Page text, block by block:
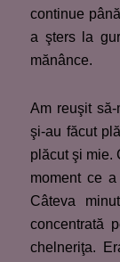
continue
a şters la
mănânce.
Am reuşit
şi-au făcut
plăcut şi mie.
moment ce
Câteva
concentrată
chelneriţa.